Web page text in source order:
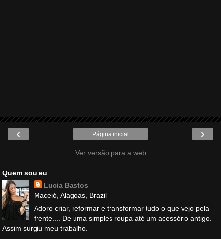
‹ ›
Página inicial
Ver versão para a web
Quem sou eu
Lucia Bastos
Maceió, Alagoas, Brazil
Adoro criar, reformar e transformar tudo o que vejo pela
frente.... De uma simples roupa até um acessório antigo.
Assim surgiu meu trabalho.